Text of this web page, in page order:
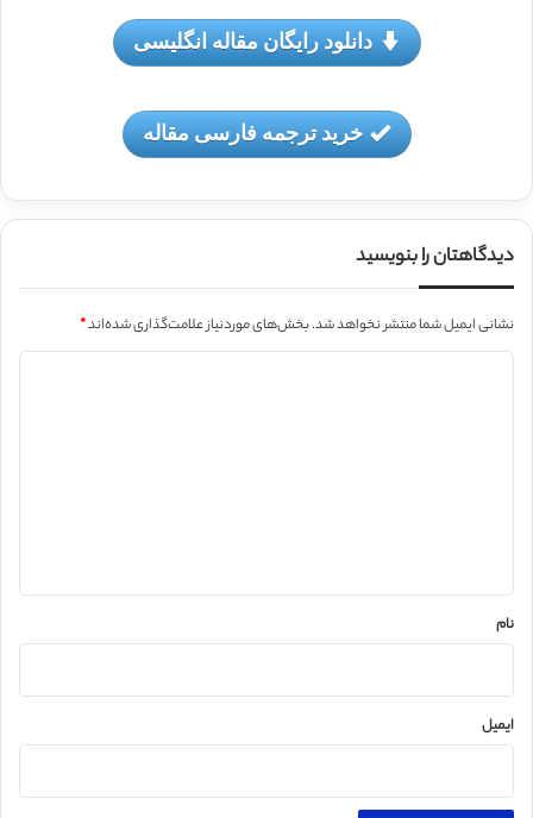
دانلود رایگان مقاله انگلیسی
خرید ترجمه فارسی مقاله
دیدگاهتان را بنویسید
نشانی ایمیل شما منتشر نخواهد شد.بخش‌های موردنیاز علامت‌گذاری شده‌اند*
نام
ایمیل